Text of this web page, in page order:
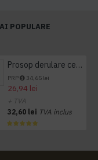
POPULARE
Prosop derulare centrala 1 pliu, 300 m Tork
PRP 34,65 lei
26,94 lei
+ TVA
32,60 lei TVA inclus